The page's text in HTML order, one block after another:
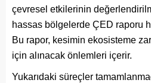
çevresel etkilerinin
hassas bölgelerde ÇED raporu
Bu rapor, kesimin ekosisteme
için alınacak önlemleri içerir.
Yukarıdaki süreçler